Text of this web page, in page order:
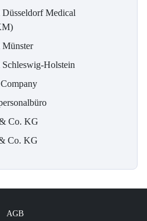
Medical
Holstein
Co. KG
Co. KG
AGB